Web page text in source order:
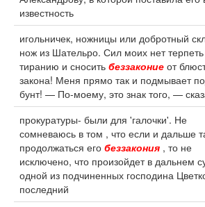
известность
игольничек, ножницы или добротный
нож из Шательро. Сил моих нет терпеть
тиранию и сносить беззаконие от
закона! Меня прямо так и подмывает
бунт! — По-моему, это знак того, —
прокуратуры- были для 'галочки'. Не
сомневаюсь в том , что если и дальше
продолжаться его беззакония , то не
исключено, что произойдет в дальнем
одной из подчиненных господина
последний